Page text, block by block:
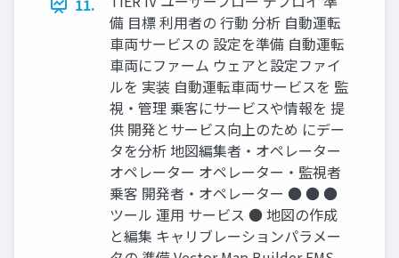
11.
備 目標 利用者の 行動 分析 自動運転
車両サービスの 設定を準備 自動運転
車両にファーム ウェアと設定ファイ
ルを 実装 自動運転車両サービスを 監
視・管理 乗客にサービスや情報を 提
供 開発とサービス向上のため にデー
タを分析 地図編集者・オペレーター
オペレーター オペレーター・監視者
乗客 開発者・オペレーター ● ● ●
ツール 運用 サービス ● 地図の作成
と編集 キャリブレーションパラメー